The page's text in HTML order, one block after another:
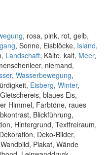
, rosa, pink, rot, gelb,
, Sonne, Eisblöcke, Island,
Landschaft, Kälte, kalt, Meer,
niemand,
, Wasserbewegung,
Eisberg, Winter,
blaues Eis,
Himmel, Farbtöne, raues
Blickführung,
Hintergrund, Textfreiraum,
Deko-Bilder,
Plakat, Wände